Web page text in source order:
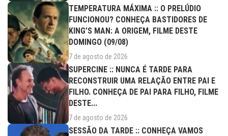
TEMPERATURA MÁXIMA :: O PRELÚDIO
FUNCIONOU? CONHEÇA BASTIDORES DE
KING’S MAN: A ORIGEM, FILME DESTE
DOMINGO (09/08)
7 de agosto de 2026
SUPERCINE :: NUNCA É TARDE PARA
RECONSTRUIR UMA RELAÇÃO ENTRE PAI E
FILHO. CONHEÇA DE PAI PARA FILHO, FILME
DESTE...
7 de agosto de 2026
SESSÃO DA TARDE :: CONHEÇA VAMOS